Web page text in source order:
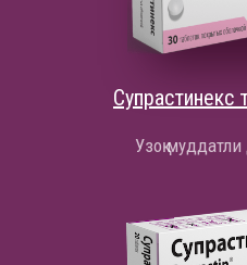
Супрастинекс
Узоқ